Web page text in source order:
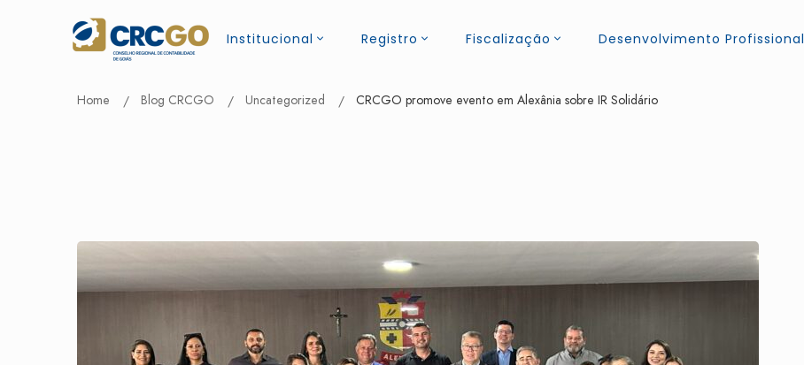
Institucional Registro Fiscalização Desenvolvimento Profissional
Home Blog CRCGO Uncategorized CRCGO promove evento em Alexânia sobre IR Solidário